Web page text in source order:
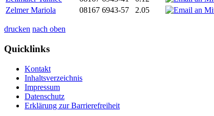
Zelmer Mariola
08167 6943-57 2.05
drucken nach oben
Quicklinks
Kontakt
Inhaltsverzeichnis
Impressum
Datenschutz
Erklärung zur Barrierefreiheit